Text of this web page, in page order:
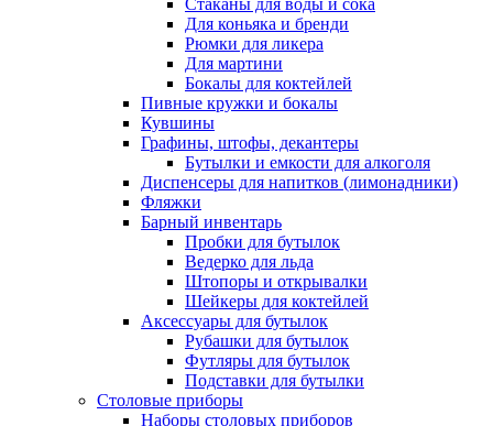
Стаканы для воды и сока
Для коньяка и бренди
Рюмки для ликера
Для мартини
Бокалы для коктейлей
Пивные кружки и бокалы
Кувшины
Графины, штофы, декантеры
Бутылки и емкости для алкоголя
Диспенсеры для напитков (лимонадники)
Фляжки
Барный инвентарь
Пробки для бутылок
Ведерко для льда
Штопоры и открывалки
Шейкеры для коктейлей
Аксессуары для бутылок
Рубашки для бутылок
Футляры для бутылок
Подставки для бутылки
Столовые приборы
Наборы столовых приборов